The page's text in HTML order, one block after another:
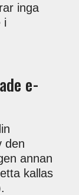
inga
i
e-
den
annan
kallas